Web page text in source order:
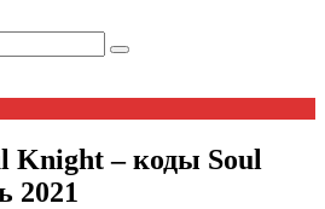
Knight – коды Soul
2021